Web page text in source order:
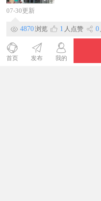
07-30更新
4870浏览 1 人点赞 0
求索-万物有翼
首页 发布 我的